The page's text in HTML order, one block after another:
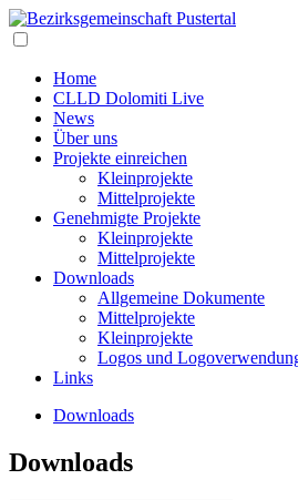
Home
CLLD Dolomiti Live
News
Über uns
Projekte einreichen
Kleinprojekte
Mittelprojekte
Genehmigte Projekte
Kleinprojekte
Mittelprojekte
Downloads
Allgemeine Dokumente
Mittelprojekte
Kleinprojekte
Logos und
Links
Downloads
Downloads